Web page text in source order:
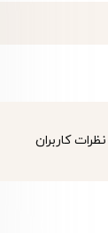
نظرات کاربران